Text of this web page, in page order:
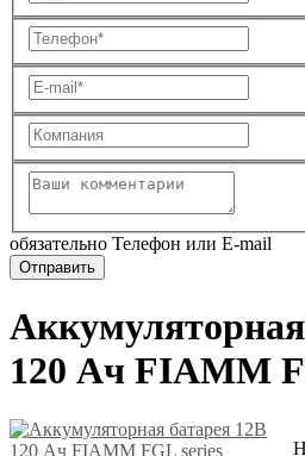
обязательно Телефон или E-mail
120 Ач FIAMM